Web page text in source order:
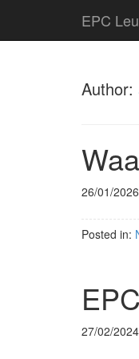
EPC
Author:
26/01/2026
Posted in:
27/02/2024